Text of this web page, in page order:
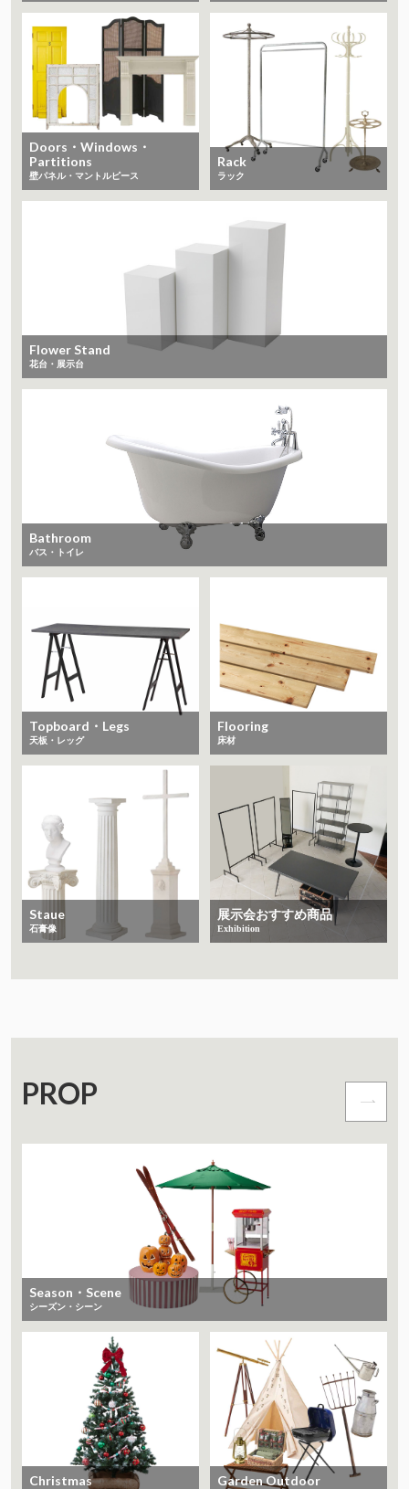
Doors・Windows・
Partitions
​​​​​​​壁パネル・マントルピース
Rack
ラック
Flower Stand
花台・展示台
Bathroom
バス・トイレ
Topboard・Legs
天板・レッグ
Flooring
床材
Staue
石膏像
展示会おすすめ商品
Exhibition
PROP
Season・Scene
シーズン・シーン
Christmas Garden Outdoor